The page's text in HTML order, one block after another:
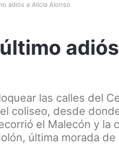
adiós a Alicia Alonso
las calles del
coliseo, desde
el Malecón y la
última morada